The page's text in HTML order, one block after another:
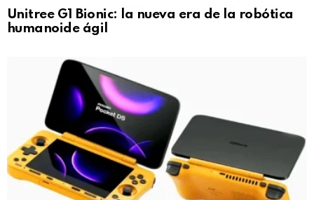
Unitree G1 Bionic: la nueva era de la robótica
humanoide ágil